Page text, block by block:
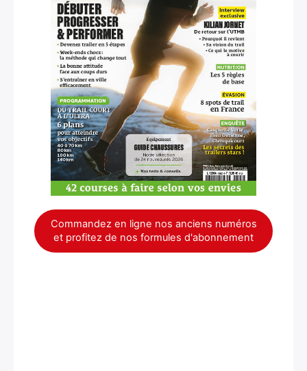
Commandez en ligne nos anciens numéros
et profitez de nos formules d'abonnement